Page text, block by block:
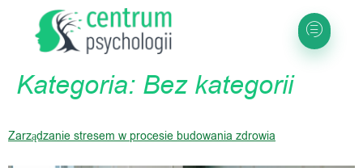
Kategoria: Bez kategorii
Zarządzanie stresem w procesie budowania zdrowia